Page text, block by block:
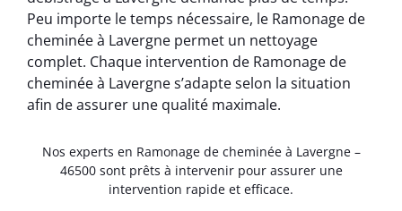
Peu importe le temps nécessaire, le Ramonage de
cheminée à Lavergne permet un nettoyage
complet. Chaque intervention de Ramonage de
cheminée à Lavergne s’adapte selon la situation
afin de assurer une qualité maximale.
Nos experts en Ramonage de cheminée à Lavergne –
46500 sont prêts à intervenir pour assurer une
intervention rapide et efficace.